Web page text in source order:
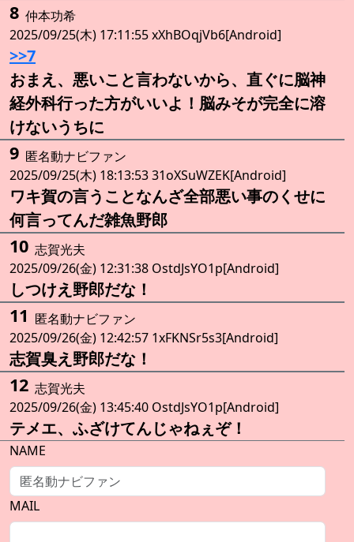
8 仲本功希
2025/09/25(木) 17:11:55 xXhBOqjVb6[Android]
>>7
おまえ、悪いこと言わないから、直ぐに脳神
経外科行った方がいいよ！脳みそが完全に溶
けないうちに
9 匿名動ナビファン
2025/09/25(木) 18:13:53 31oXSuWZEK[Android]
ワキ賀の言うことなんざ全部悪い事のくせに
何言ってんだ雑魚野郎
10 志賀光夫
2025/09/26(金) 12:31:38 OstdJsYO1p[Android]
しつけえ野郎だな！
11 匿名動ナビファン
2025/09/26(金) 12:42:57 1xFKNSr5s3[Android]
志賀臭え野郎だな！
12 志賀光夫
2025/09/26(金) 13:45:40 OstdJsYO1p[Android]
テメエ、ふざけてんじゃねぇぞ！
NAME
MAIL